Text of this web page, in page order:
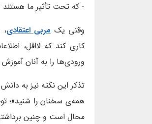
- که تحت تأثیر ما هستند
وقتی یک مربی اعتقادی،
کاری کند که لااقل،
ورودی‌ها را به آنان
تذکر این نکته نیز به
همه‌ی سخنان را شنید»؛
محال است و چنین